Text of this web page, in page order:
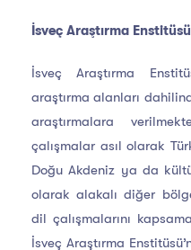
İsveç Araştırma Enstitüsü
İsveç Araştırma
araştırma alanları
araştırmalara
çalışmalar asıl olarak
Doğu Akdeniz ya da
olarak alakalı diğer
dil çalışmalarını
İsveç Araştırma